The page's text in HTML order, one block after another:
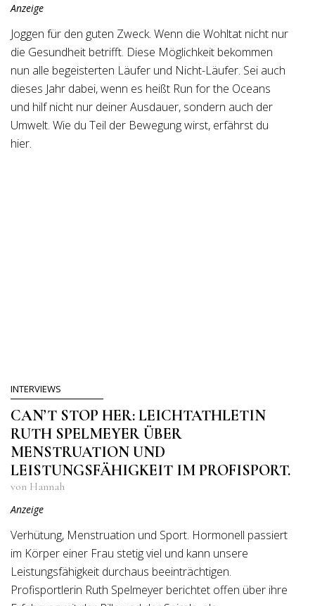
Anzeige
Joggen für den guten Zweck. Wenn die Wohltat nicht nur
die Gesundheit betrifft. Diese Möglichkeit bekommen
nun alle begeisterten Läufer und Nicht-Läufer. Sei auch
dieses Jahr dabei, wenn es heißt Run for the Oceans
und hilf nicht nur deiner Ausdauer, sondern auch der
Umwelt. Wie du Teil der Bewegung wirst, erfährst du
hier.
INTERVIEWS
CAN’T STOP HER: LEICHTATHLETIN
RUTH SPELMEYER ÜBER
MENSTRUATION UND
LEISTUNGSFÄHIGKEIT IM PROFISPORT.
von Hannah
Anzeige
Verhütung, Menstruation und Sport. Hormonell passiert
im Körper einer Frau stetig viel und kann unsere
Leistungsfähigkeit durchaus beeinträchtigen.
Profisportlerin Ruth Spelmeyer berichtet offen über ihre